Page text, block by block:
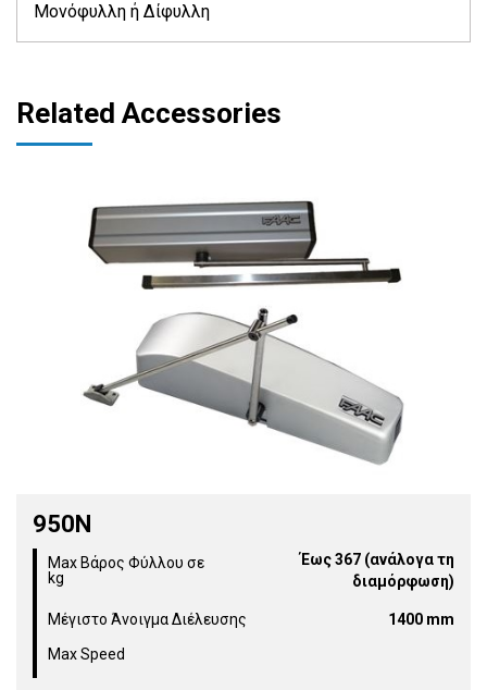
Μονόφυλλη ή Δίφυλλη
Related Accessories
950Ν
Max Βάρος Φύλλου σε
kg
Έως 367 (ανάλογα τη
διαμόρφωση)
Μέγιστο Άνοιγμα Διέλευσης
1400 mm
Max Speed